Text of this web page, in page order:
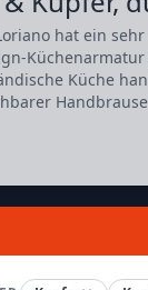
hat ein
Küche